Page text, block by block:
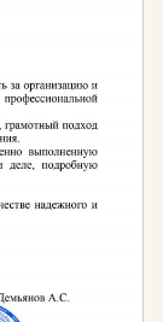
данного
начальником
рабочего
всей смены.
исправность
освещения,
При
в области